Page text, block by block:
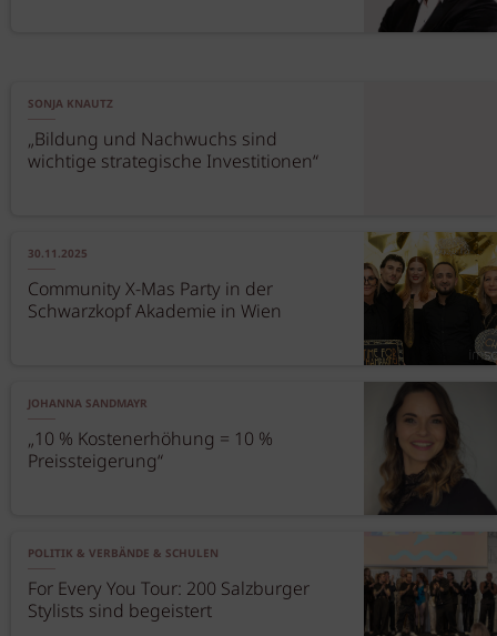
SONJA KNAUTZ
„Bildung und Nachwuchs sind
wichtige strategische Investitionen“
30.11.2025
Community X-Mas Party in der
Schwarzkopf Akademie in Wien
JOHANNA SANDMAYR
„10 % Kostenerhöhung = 10 %
Preissteigerung“
POLITIK & VERBÄNDE & SCHULEN
For Every You Tour: 200 Salzburger
Stylists sind begeistert